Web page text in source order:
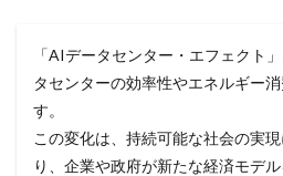
「AIデータセンター・エフェクト
タセンターの効率性やエネルギー
す。
この変化は、持続可能な社会の実
り、企業や政府が新たな経済モデ